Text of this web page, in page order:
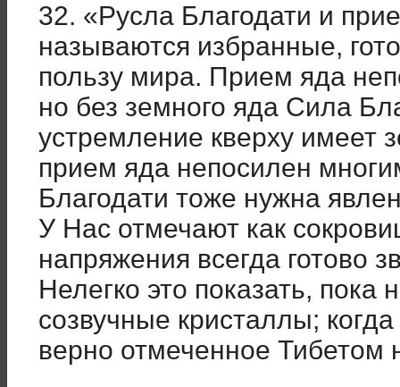
32. «Русла Благодати и
называются избранные,
пользу мира. Прием яда
но без земного яда Сила
устремление кверху имеет
прием яда непосилен
Благодати тоже нужна
У Нас отмечают как
напряжения всегда готово
Нелегко это показать, пока
созвучные кристаллы;
верно отмеченное Тибетом